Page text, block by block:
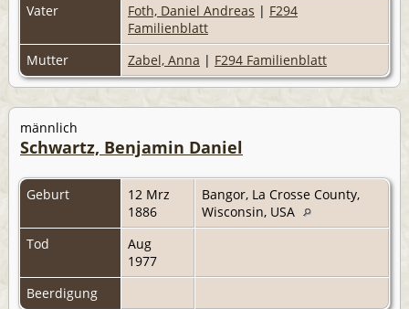
Vater Foth, Daniel Andreas | F294
Familienblatt
Mutter
Zabel, Anna | F294 Familienblatt
männlich
Schwartz, Benjamin Daniel
Geburt
12 Mrz
1886
Bangor, La Crosse County,
Wisconsin, USA
Tod
Aug
1977
Beerdigung